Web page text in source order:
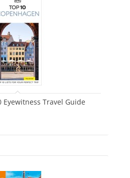
Eyewitness Travel Guide